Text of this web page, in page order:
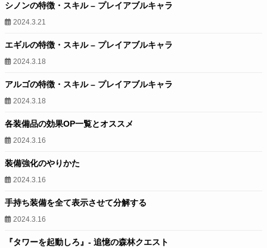
シノンの特徴・スキル – プレイアブルキャラ
2024.3.21
エギルの特徴・スキル – プレイアブルキャラ
2024.3.18
アルゴの特徴・スキル – プレイアブルキャラ
2024.3.18
各装備品の効果OP一覧とオススメ
2024.3.16
装備強化のやりかた
2024.3.16
手持ち装備を全て表示させて分解する
2024.3.16
『タワーを起動しろ』- 追憶の森林クエスト